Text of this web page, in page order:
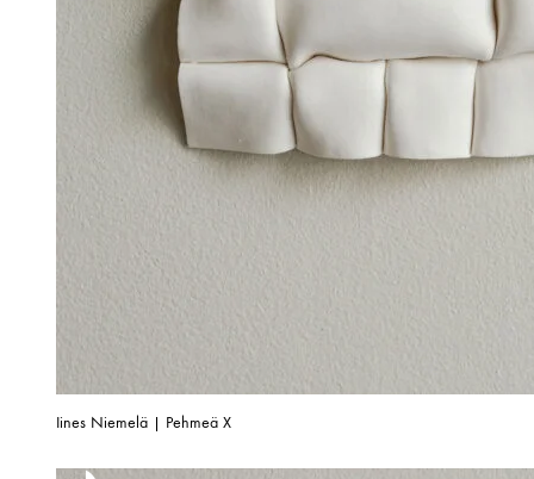
Iines Niemelä | Pehmeä X